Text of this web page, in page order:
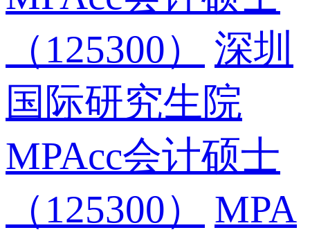
（125300）
深圳
国际研究生院
MPAcc会计硕士
（125300）
MPA